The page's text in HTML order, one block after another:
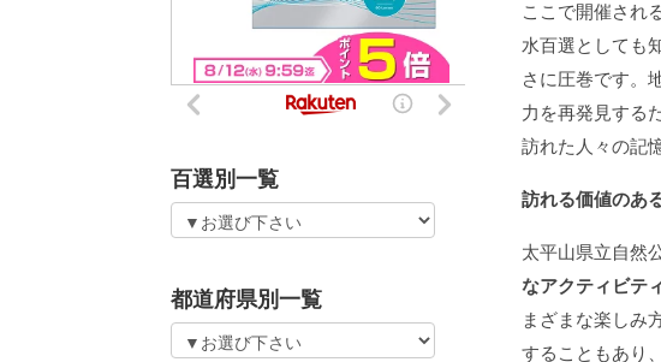
百選別一覧
都道府県別一覧
ここで開催され
水百選としても
さに圧巻です。
力を再発見する
訪れた人々の記
訪れる価値のあ
太平山県立自然
なアクティビテ
まざまな楽しみ
することもあり